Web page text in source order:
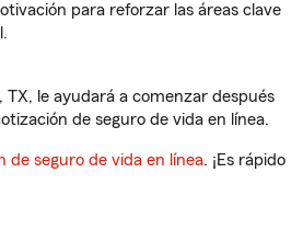
para reforzar las áreas clave
TX, le ayudará a comenzar después
de seguro de vida en línea.
de seguro de vida en línea. ¡Es rápido